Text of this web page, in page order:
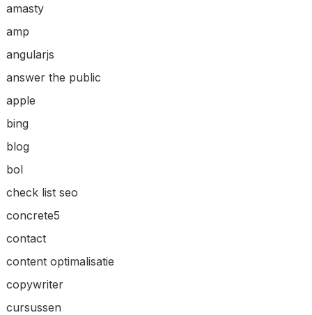
amasty
amp
angularjs
answer the public
apple
bing
blog
bol
check list seo
concrete5
contact
content optimalisatie
copywriter
cursussen